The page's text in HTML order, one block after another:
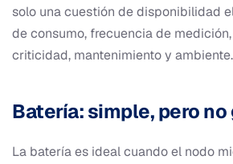
solo una cuestión de disponibilidad
de consumo, frecuencia de
criticidad, mantenimiento y ambiente.
Batería: simple, pero
La batería es ideal cuando el nodo